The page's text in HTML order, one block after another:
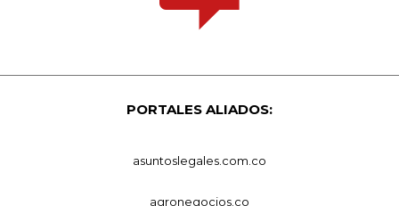
PORTALES ALIADOS:
asuntoslegales.com.co
agronegocios.co